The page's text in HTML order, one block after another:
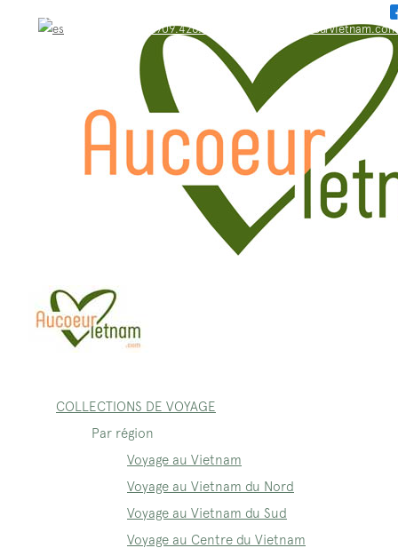
WhatsApp: +84.909.426.406 bonjour@aucoeurvietnam.com
COLLECTIONS DE VOYAGE
Par région
Voyage au Vietnam
Voyage au Vietnam du Nord
Voyage au Vietnam du Sud
Voyage au Centre du Vietnam
WhatsApp: +84.909.426.406